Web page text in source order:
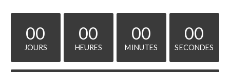
00
JOURS
00
HEURES
00
MINUTES
00
SECONDES